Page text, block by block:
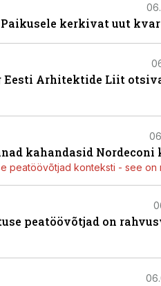
Paikusele kerkivat uut
Eesti Arhitektide Liit
kahandasid
peatöövõtjad konteksti - see on
peatöövõtjad on